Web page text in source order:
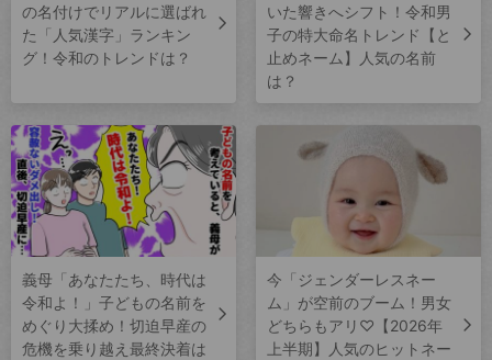
の名付けでリアルに選ばれ
た「人気漢字」ランキン
グ！令和のトレンドは？
いた響きへシフト！令和男
子の特大命名トレンド【と
止めネーム】人気の名前
は？
義母「あなたたち、時代は
令和よ！」子どもの名前を
めぐり大揉め！切迫早産の
危機を乗り越え最終決着は
今「ジェンダーレスネー
ム」が空前のブーム！男女
どちらもアリ♡【2026年
上半期】人気のヒットネー